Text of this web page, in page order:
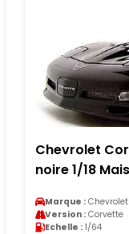
Chevrolet
noire 1/18
Marque : Chevrolet
Version : Corvette
Echelle : 1/64